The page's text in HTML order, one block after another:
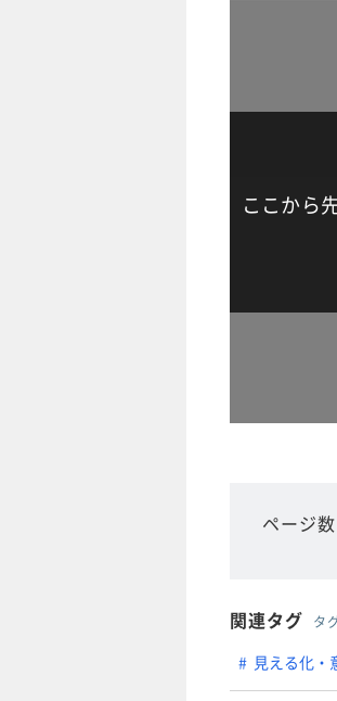
ここから
ページ
関連タグ タ
見える化・